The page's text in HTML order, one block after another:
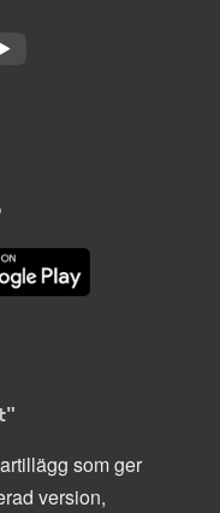
som ger
version,